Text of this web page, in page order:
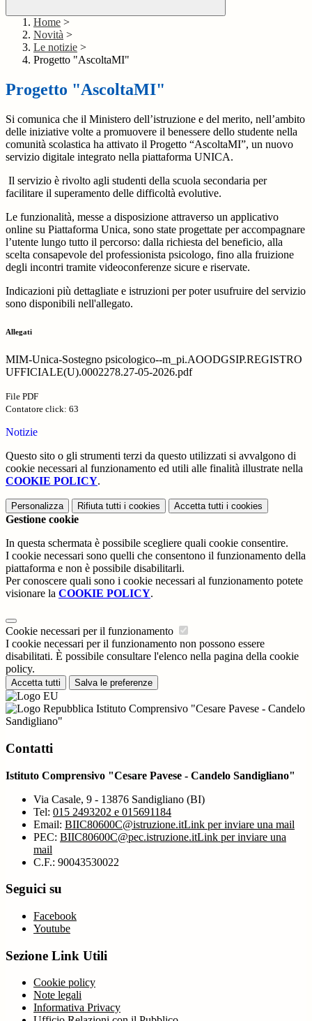
Home >
Novità >
Le notizie >
Progetto "AscoltaMI"
Progetto "AscoltaMI"
Si comunica che il Ministero dell’istruzione e del merito, nell’ambito
delle iniziative volte a promuovere il benessere dello studente nella
comunità scolastica ha attivato il Progetto “AscoltaMI”, un nuovo
servizio digitale integrato nella piattaforma UNICA.
Il servizio è rivolto agli studenti della scuola secondaria per
facilitare il superamento delle difficoltà evolutive.
Le funzionalità, messe a disposizione attraverso un applicativo
online su Piattaforma Unica, sono state progettate per accompagnare
l’utente lungo tutto il percorso: dalla richiesta del beneficio, alla
scelta consapevole del professionista psicologo, fino alla fruizione
degli incontri tramite videoconferenze sicure e riservate.
Indicazioni più dettagliate e istruzioni per poter usufruire del servizio
sono disponibili nell'allegato.
Allegati
MIM-Unica-Sostegno psicologico--m_pi.AOODGSIP.REGISTRO
UFFICIALE(U).0002278.27-05-2026.pdf
File PDF
Contatore click: 63
Notizie
Questo sito o gli strumenti terzi da questo utilizzati si avvalgono di
cookie necessari al funzionamento ed utili alle finalità illustrate nella
COOKIE POLICY.
Personalizza Rifiuta tutti i cookies Accetta tutti i cookies
Gestione cookie
In questa schermata è possibile scegliere quali cookie consentire.
I cookie necessari sono quelli che consentono il funzionamento della
piattaforma e non è possibile disabilitarli.
Per conoscere quali sono i cookie necessari al funzionamento potete
visionare la COOKIE POLICY.
Cookie necessari per il funzionamento
I cookie necessari per il funzionamento non possono essere
disabilitati. È possibile consultare l'elenco nella pagina della cookie
policy.
Accetta tutti Salva le preferenze
Istituto Comprensivo "Cesare Pavese - Candelo
Sandigliano"
Contatti
Istituto Comprensivo "Cesare Pavese - Candelo Sandigliano"
Via Casale, 9 - 13876 Sandigliano (BI)
Tel: 015 2493202 e 015691184
Email: BIIC80600C@istruzione.itLink per inviare una mail
PEC: BIIC80600C@pec.istruzione.itLink per inviare una
mail
C.F.: 90043530022
Seguici su
Facebook
Youtube
Sezione Link Utili
Cookie policy
Note legali
Informativa Privacy